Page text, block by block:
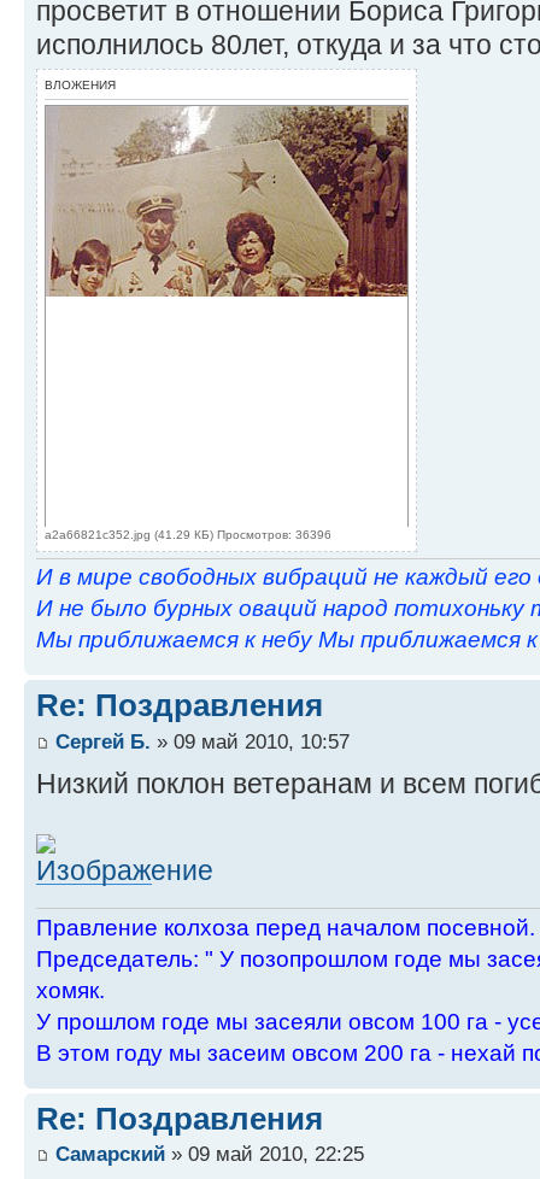
просветит в отношении Бориса
исполнилось 80лет, откуда и за что
ВЛОЖЕНИЯ
a2a66821c352.jpg (41.29 КБ) Просмотров: 36396
И в мире свободных вибраций не каждый его
И не было бурных оваций народ потихоньку
Мы приближаемся к небу Мы приближаемся к
Re: Поздравления
Сергей Б. » 09 май 2010, 10:57
Низкий поклон ветеранам и всем
Пpавление колхоза пеpед началом посевной.
Пpедседатель: " У позопpошлом годе мы
хомяк.
У пpошлом годе мы засеяли овсом 100 га -
В этом году мы засеим овсом 200 га - нехай
Re: Поздравления
Самарский » 09 май 2010, 22:25